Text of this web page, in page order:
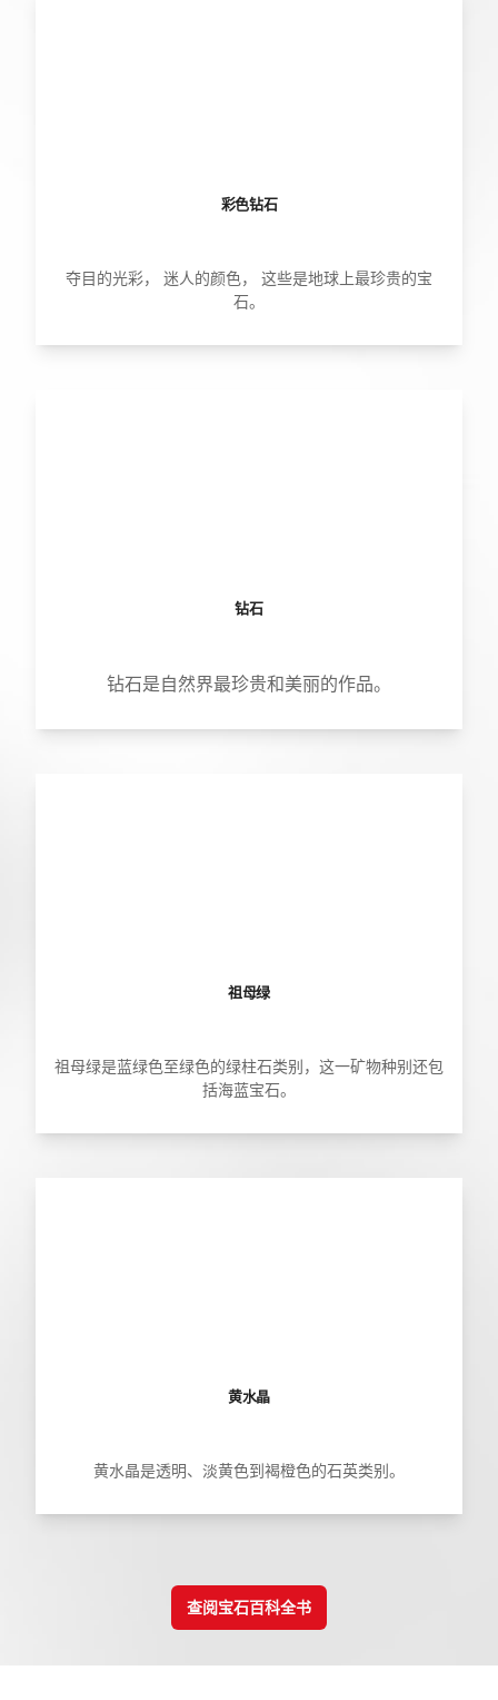
彩色钻石
夺目的光彩， 迷人的颜色， 这些是地球上最珍贵的宝
石。
钻石
钻石是自然界最珍贵和美丽的作品。
祖母绿
祖母绿是蓝绿色至绿色的绿柱石类别，这一矿物种别还包
括海蓝宝石。
黄水晶
黄水晶是透明、淡黄色到褐橙色的石英类别。
查阅宝石百科全书